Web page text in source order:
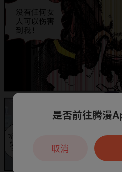
本章节仅支持App阅
户7天免
是否前往腾漫
取消